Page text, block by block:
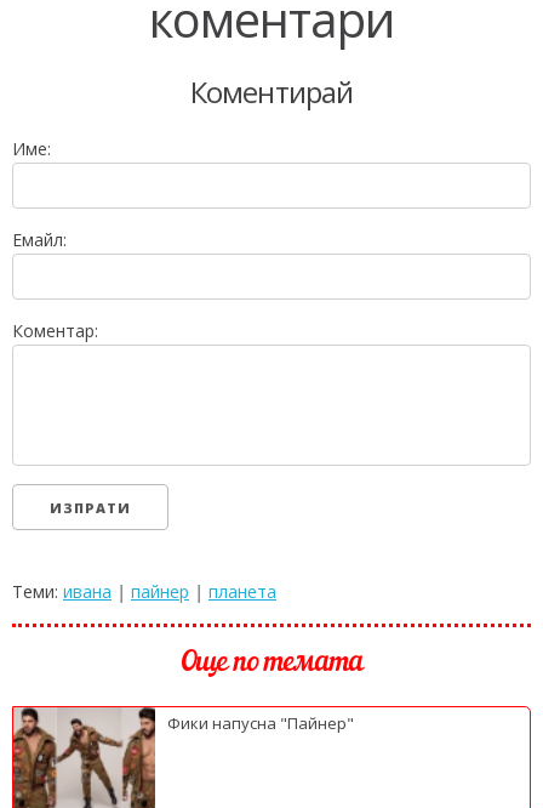
коментари
Коментирай
Име:
Емайл:
Коментар:
Теми: ивана | пайнер | планета
Още по темата
Фики напусна "Пайнер"